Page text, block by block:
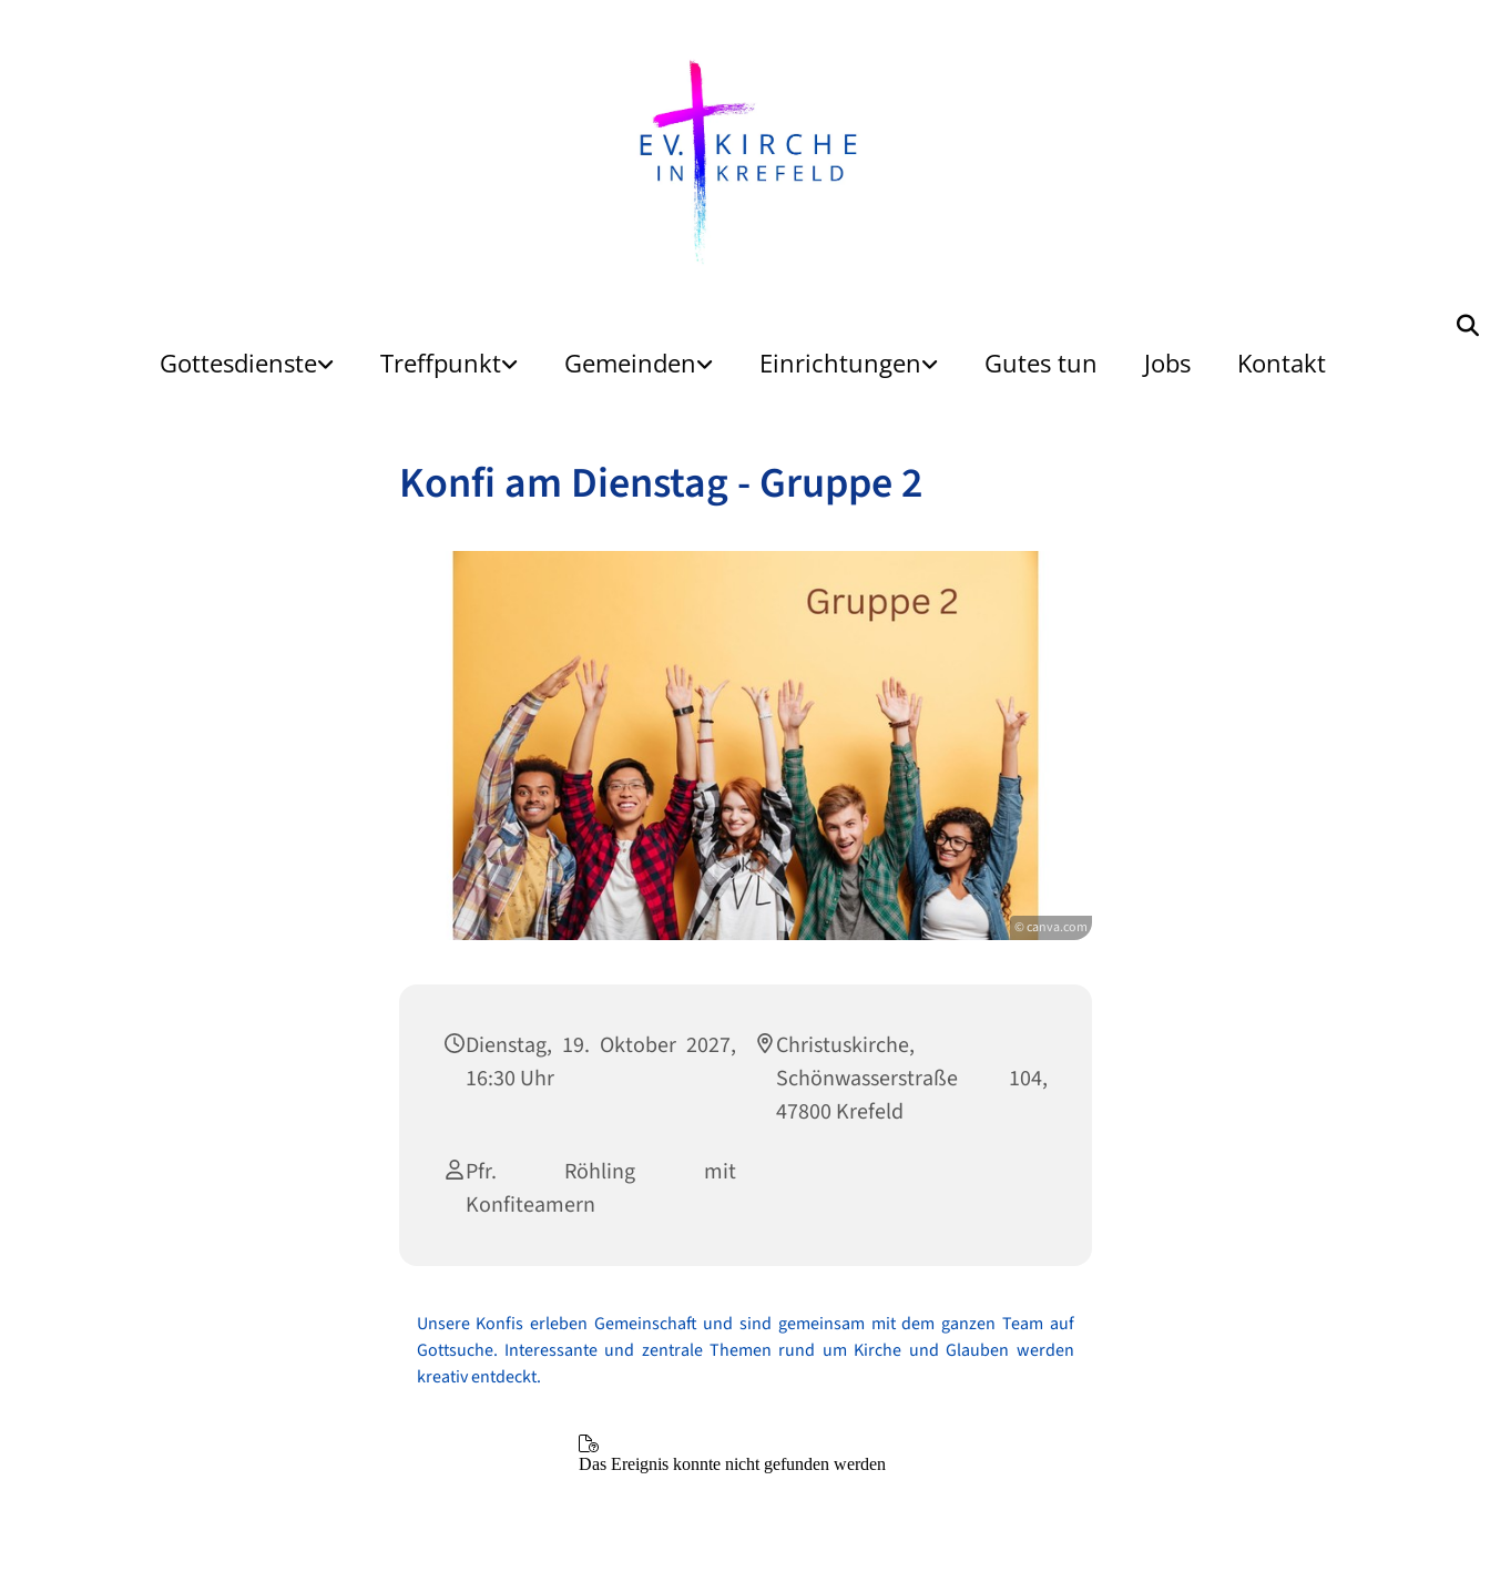
Gottesdienste Treffpunkt Gemeinden Einrichtungen Gutes tun Jobs Kontakt
Konfi am Dienstag - Gruppe 2
© canva.com
Dienstag, 19. Oktober 2027,
16:30 Uhr
Christuskirche,
Schönwasserstraße 104,
47800 Krefeld
Pfr. Röhling mit
Konfiteamern
Unsere Konfis erleben Gemeinschaft und sind gemeinsam mit dem ganzen Team auf
Gottsuche. Interessante und zentrale Themen rund um Kirche und Glauben werden
kreativ entdeckt.